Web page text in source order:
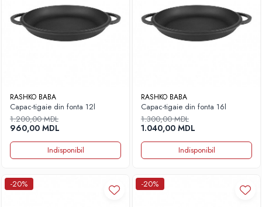
RASHKO BABA
Capac-tigaie din fonta 12l
1.200,00 MDL
960,00 MDL
Indisponibil
RASHKO BABA
Capac-tigaie din fonta 16l
1.300,00 MDL
1.040,00 MDL
Indisponibil
-20% -20%